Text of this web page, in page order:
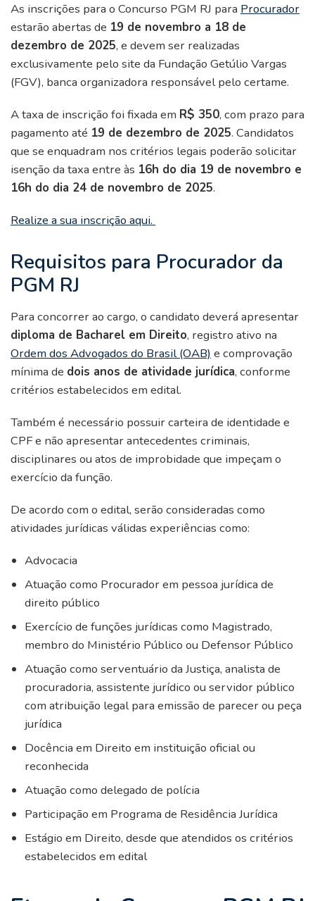
As inscrições para o Concurso PGM RJ para Procurador
estarão abertas de 19 de novembro a 18 de
dezembro de 2025, e devem ser realizadas
exclusivamente pelo site da Fundação Getúlio Vargas
(FGV), banca organizadora responsável pelo certame.
A taxa de inscrição foi fixada em R$ 350, com prazo para
pagamento até 19 de dezembro de 2025. Candidatos
que se enquadram nos critérios legais poderão solicitar
isenção da taxa entre às 16h do dia 19 de novembro e
16h do dia 24 de novembro de 2025.
Realize a sua inscrição aqui.
Requisitos para Procurador da
PGM RJ
Para concorrer ao cargo, o candidato deverá apresentar
diploma de Bacharel em Direito, registro ativo na
Ordem dos Advogados do Brasil (OAB) e comprovação
mínima de dois anos de atividade jurídica, conforme
critérios estabelecidos em edital.
Também é necessário possuir carteira de identidade e
CPF e não apresentar antecedentes criminais,
disciplinares ou atos de improbidade que impeçam o
exercício da função.
De acordo com o edital, serão consideradas como
atividades jurídicas válidas experiências como:
Advocacia
Atuação como Procurador em pessoa jurídica de
direito público
Exercício de funções jurídicas como Magistrado,
membro do Ministério Público ou Defensor Público
Atuação como serventuário da Justiça, analista de
procuradoria, assistente jurídico ou servidor público
com atribuição legal para emissão de parecer ou peça
jurídica
Docência em Direito em instituição oficial ou
reconhecida
Atuação como delegado de polícia
Participação em Programa de Residência Jurídica
Estágio em Direito, desde que atendidos os critérios
estabelecidos em edital